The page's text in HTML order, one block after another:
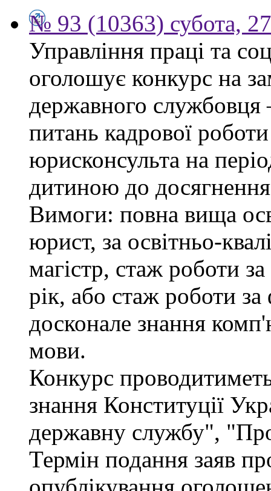
№ 93 (10363) субота,
Управління праці та
оголошує конкурс на
державного службовця
питань кадрової
юрисконсульта на
дитиною до
Вимоги: повна вища
юрист, за освітньо-
магістр, стаж роботи
рік, або стаж роботи
досконале знання
мови.
Конкурс
знання Конституції
державну службу",
Термін подання заяв